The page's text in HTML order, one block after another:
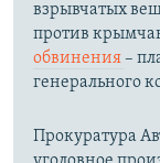
взрывчатых
против
обвинения–
генерального
Прокуратура